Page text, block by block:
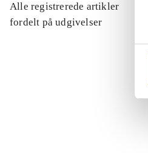
Alle registrerede artikler
fordelt på udgivelser